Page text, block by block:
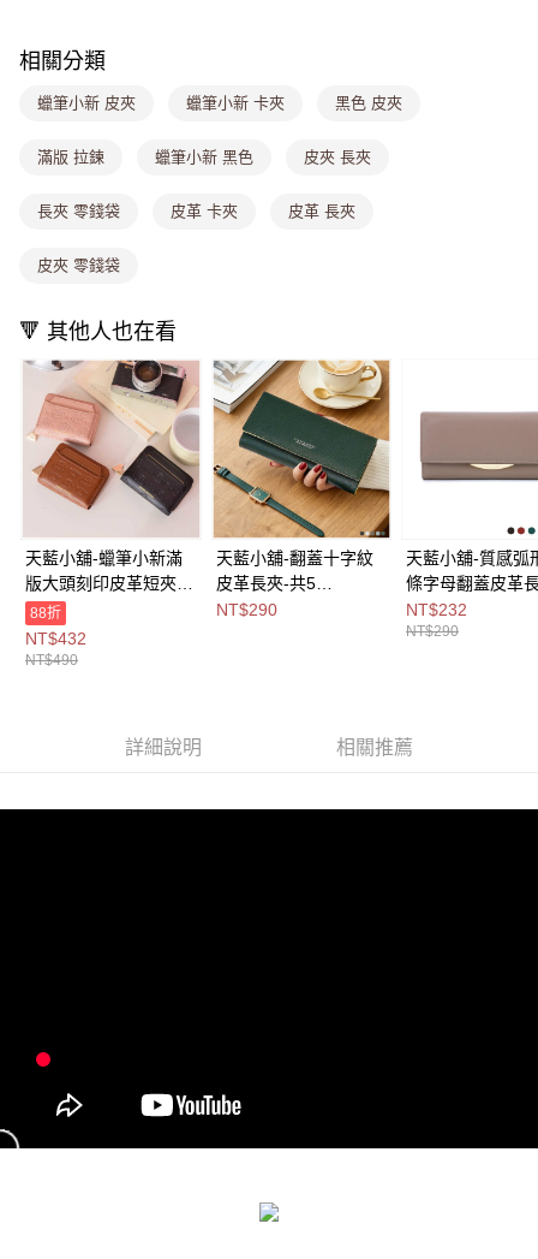
流程，驗證手機門號後，選擇欲分期的期數、繳款截止日，確認付款後即完
3.實際核准額度、可分期數及費用金額請依後續交易確認頁面所載為準。
法說明評估內容。
1.分期款項不併入電信帳單，「大哥付你分期」於每月結算日後寄送繳費提
帳／街口支付／iPASS MONEY」等通路繳費。
【注意事項】
1.本服務係由「台灣大哥大股份有限公司」（以下簡稱本公司）所提供，讓
用戶於交易時，得透過本服務購買商品或服務，並由商店將買賣／分期付款
買賣價金債權讓與本公司後，依約使用本公司帳單繳交帳款。
2.基於同意付款使用「大哥付你分期」之契約關係目的，商店將以您的個人
資料（包含姓名、電話或地址）提供予台灣大哥大進項蒐集、處理及利用，
由本公司與您本人進行分期帳單所需資料之確認、核對及更正。
3.完整用戶服務條款，請詳閱以下連結：https://oppay.tw/userRule
運送方式
全家取貨付款
每筆NT$80，滿NT$1,000(含以上)免運費
萊爾富取貨付款
付款後萊爾富取貨
每筆NT$8,888，滿NT$8,888(含以上)免運費
7-11取貨付款
每筆NT$80，滿NT$1,000(含以上)免運費
付款後7-11取貨
每筆NT$80，滿NT$1,000(含以上)免運費
宅配
每筆NT$100，滿NT$1,000(含以上)免運費
付款後門市自取
相關分類
蠟筆小新 皮夾 蠟筆小新 卡夾 黑色 皮夾
滿版 拉鍊 蠟筆小新 黑色 皮夾 長夾
長夾 零錢袋 皮革 卡夾 皮革 長夾
皮夾 零錢袋
🔻 其他人也在看
天藍小舖-蠟筆小新滿
版大頭刻印皮革短夾-
共3
色-$490【A08081765
】
88折
NT$432
NT$490
天藍小舖-翻蓋十字紋
皮革長夾-共5
色-$290【A08081940
NT$290
天藍小舖-質感弧
條字母翻蓋皮革
共7
色-$290【
NT$232
NT$290
詳細說明 相關推薦